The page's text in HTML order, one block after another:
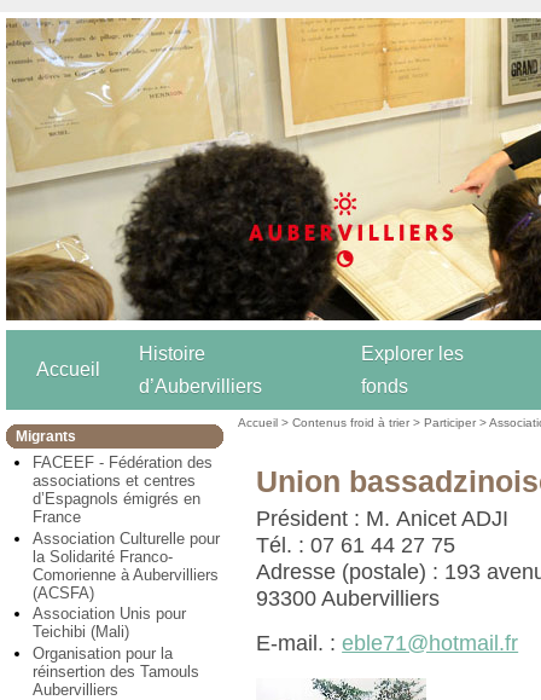
Accueil
Histoire
d’Aubervilliers
Explorer les
fonds
Migrants
FACEEF - Fédération des
associations et centres
d’Espagnols émigrés en
France
Association Culturelle pour
la Solidarité Franco-
Comorienne à Aubervilliers
(ACSFA)
Association Unis pour
Teichibi (Mali)
Organisation pour la
réinsertion des Tamouls
Aubervilliers
Accueil >Contenus froid à trier >Participer >
Union
Président : M. Anicet ADJI
Tél. : 07 61 44 27 75
Adresse (postale) : 193
93300 Aubervilliers
E-mail. :eble71@hotmail.fr